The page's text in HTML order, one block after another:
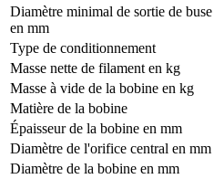
Diamètre minimal de sortie de buse
en mm
Type de conditionnement
Masse nette de filament en kg
Masse à vide de la bobine en kg
Matière de la bobine
Épaisseur de la bobine en mm
Diamètre de l'orifice central en mm
Diamètre de la bobine en mm